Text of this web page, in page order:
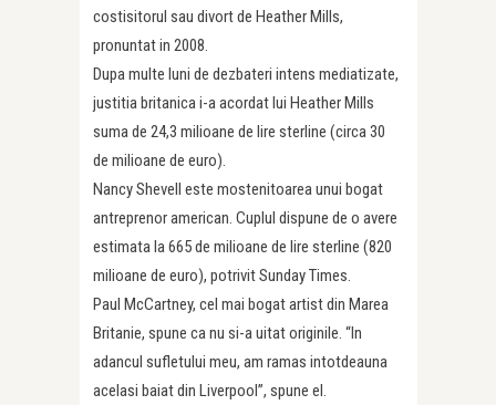
costisitorul sau divort de Heather Mills,
pronuntat in 2008.
Dupa multe luni de dezbateri intens mediatizate,
justitia britanica i-a acordat lui Heather Mills
suma de 24,3 milioane de lire sterline (circa 30
de milioane de euro).
Nancy Shevell este mostenitoarea unui bogat
antreprenor american. Cuplul dispune de o avere
estimata la 665 de milioane de lire sterline (820
milioane de euro), potrivit Sunday Times.
Paul McCartney, cel mai bogat artist din Marea
Britanie, spune ca nu si-a uitat originile. “In
adancul sufletului meu, am ramas intotdeauna
acelasi baiat din Liverpool”, spune el.